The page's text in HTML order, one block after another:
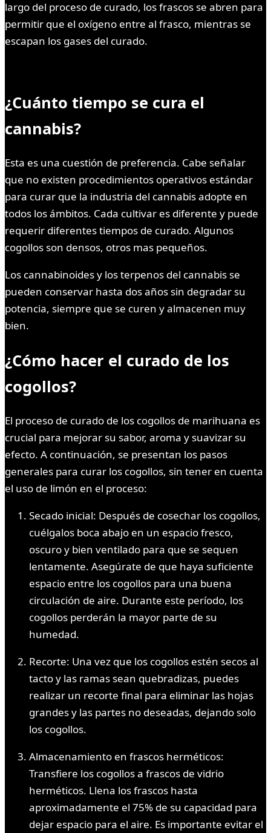
largo del proceso de curado, los frascos se abren para
permitir que el oxígeno entre al frasco, mientras se
escapan los gases del curado.
¿Cuánto tiempo se cura el
cannabis?
Esta es una cuestión de preferencia. Cabe señalar
que no existen procedimientos operativos estándar
para curar que la industria del cannabis adopte en
todos los ámbitos. Cada cultivar es diferente y puede
requerir diferentes tiempos de curado. Algunos
cogollos son densos, otros mas pequeños.
Los cannabinoides y los terpenos del cannabis se
pueden conservar hasta dos años sin degradar su
potencia, siempre que se curen y almacenen muy
bien.
¿Cómo hacer el curado de los
cogollos?
El proceso de curado de los cogollos de marihuana es
crucial para mejorar su sabor, aroma y suavizar su
efecto. A continuación, se presentan los pasos
generales para curar los cogollos, sin tener en cuenta
el uso de limón en el proceso:
Secado inicial: Después de cosechar los cogollos,
cuélgalos boca abajo en un espacio fresco,
oscuro y bien ventilado para que se sequen
lentamente. Asegúrate de que haya suficiente
espacio entre los cogollos para una buena
circulación de aire. Durante este período, los
cogollos perderán la mayor parte de su
humedad.
Recorte: Una vez que los cogollos estén secos al
tacto y las ramas sean quebradizas, puedes
realizar un recorte final para eliminar las hojas
grandes y las partes no deseadas, dejando solo
los cogollos.
Almacenamiento en frascos herméticos:
Transfiere los cogollos a frascos de vidrio
herméticos. Llena los frascos hasta
aproximadamente el 75% de su capacidad para
dejar espacio para el aire. Es importante evitar el